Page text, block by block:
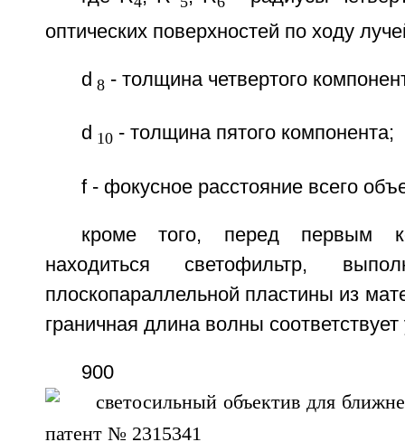
оптических поверхностей по ходу
d 8 - толщина четвертого
d 10- толщина пятого компонента;
f - фокусное расстояние всего
кроме того, перед первым
находиться светофильтр,
плоскопараллельной пластины из
граничная длина волны
900